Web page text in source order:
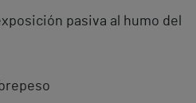
pasiva al humo del